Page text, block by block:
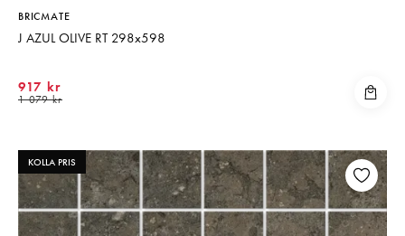
BRICMATE
J AZUL OLIVE RT 298x598
917 kr
1 079 kr
KOLLA PRIS